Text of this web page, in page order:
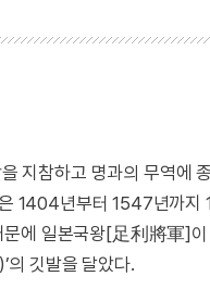
지참하고 명과의 무역에
1404년부터 1547년까지
문에 일본국왕[足利將軍]
깃발을 달았다.